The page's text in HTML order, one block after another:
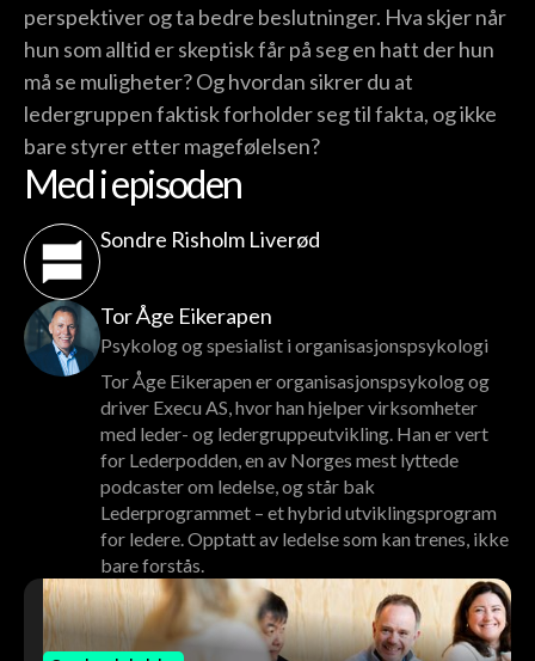
perspektiver og ta bedre beslutninger. Hva skjer når
hun som alltid er skeptisk får på seg en hatt der hun
må se muligheter? Og hvordan sikrer du at
ledergruppen faktisk forholder seg til fakta, og ikke
bare styrer etter magefølelsen?
Med i episoden
Sondre Risholm Liverød
Tor Åge Eikerapen
Psykolog og spesialist i organisasjonspsykologi
Tor Åge Eikerapen er organisasjonspsykolog og
driver Execu AS, hvor han hjelper virksomheter
med leder- og ledergruppeutvikling. Han er vert
for Lederpodden, en av Norges mest lyttede
podcaster om ledelse, og står bak
Lederprogrammet – et hybrid utviklingsprogram
for ledere. Opptatt av ledelse som kan trenes, ikke
bare forstås.